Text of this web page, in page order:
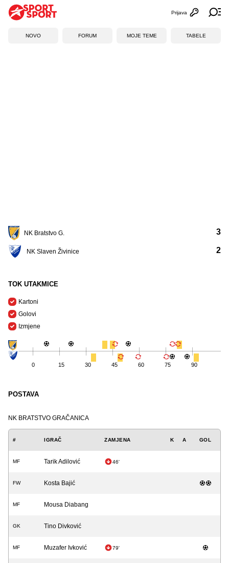
Otvori
Prijava
NOVO FORUM MOJE TEME TABELE
NK Bratstvo G.
NK Slaven Živinice
3
2
TOK UTAKMICE
Kartoni
Golovi
Izmjene
0 15 30 45 60 75 90
POSTAVA
NK BRATSTVO GRAČANICA
# IGRAČ ZAMJENA K A GOL
MF Tarik Adilović 46'
FW Kosta Bajić
MF Mousa Diabang
GK Tino Divković
MF Muzafer Ivković 79'